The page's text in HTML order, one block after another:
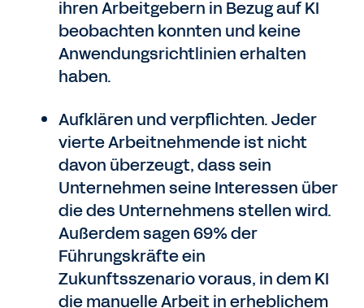
ihren Arbeitgebern in Bezug auf KI
beobachten konnten und keine
Anwendungsrichtlinien erhalten
haben.
Aufklären und verpflichten. Jeder
vierte Arbeitnehmende ist nicht
davon überzeugt, dass sein
Unternehmen seine Interessen über
die des Unternehmens stellen wird.
Außerdem sagen 69% der
Führungskräfte ein
Zukunftsszenario voraus, in dem KI
die manuelle Arbeit in erheblichem